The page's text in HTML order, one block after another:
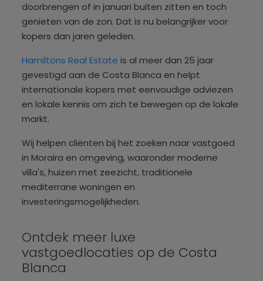
doorbrengen of in januari buiten zitten en toch
genieten van de zon. Dat is nu belangrijker voor
kopers dan jaren geleden.
Hamiltons Real Estate is al meer dan 25 jaar
gevestigd aan de Costa Blanca en helpt
internationale kopers met eenvoudige adviezen
en lokale kennis om zich te bewegen op de lokale
markt.
Wij helpen cliënten bij het zoeken naar vastgoed
in Moraira en omgeving, waaronder moderne
villa's, huizen met zeezicht, traditionele
mediterrane woningen en
investeringsmogelijkheden.
Ontdek meer luxe
vastgoedlocaties op de Costa
Blanca